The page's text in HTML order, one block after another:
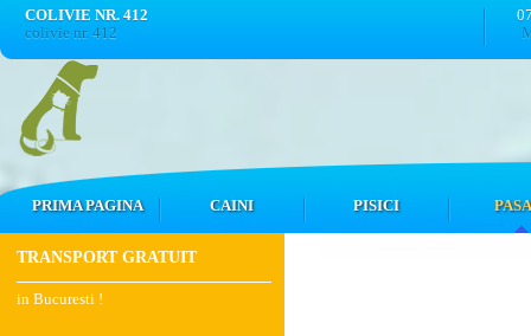
COLIVIE NR. 412
colivie nr. 412
PRIMA PAGINA CAINI PISICI
TRANSPORT GRATUIT
in Bucuresti !